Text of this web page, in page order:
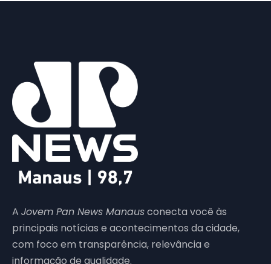
A Jovem Pan News Manausconecta você às
principais notícias e acontecimentos da cidade,
com foco em transparência, relevância e
informação de qualidade.